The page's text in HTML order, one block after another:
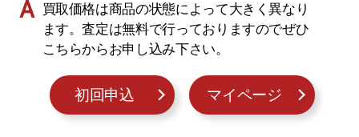
買取価格は商品の状態によって大きく異なり
ます。査定は無料で行っておりますのでぜひ
こちらからお申し込み下さい。
初回申込 マイページ